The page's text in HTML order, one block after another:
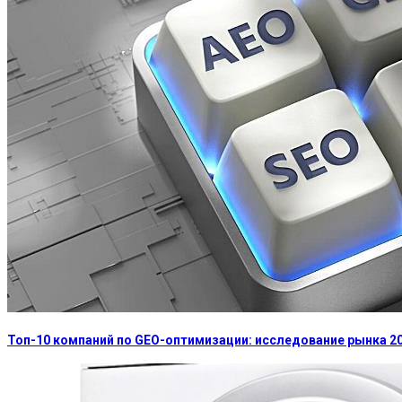
Топ-10 компаний по GEO-оптимизации: исследование рынка